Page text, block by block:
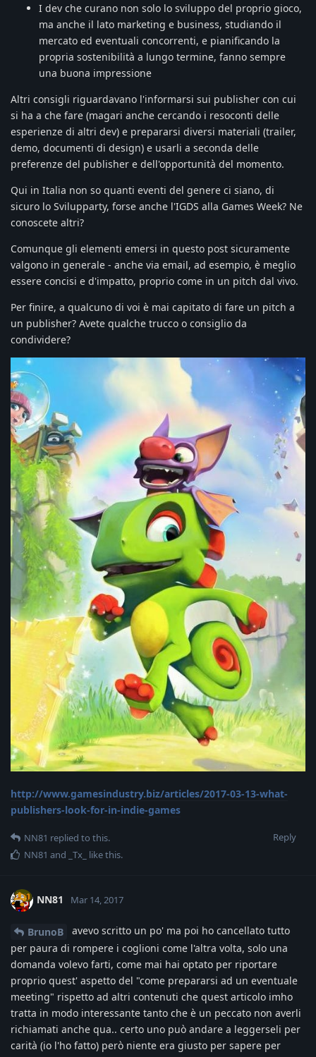
I dev che curano non solo lo sviluppo del proprio gioco,
ma anche il lato marketing e business, studiando il
mercato ed eventuali concorrenti, e pianificando la
propria sostenibilità a lungo termine, fanno sempre
una buona impressione
Altri consigli riguardavano l'informarsi sui publisher con cui
si ha a che fare (magari anche cercando i resoconti delle
esperienze di altri dev) e prepararsi diversi materiali (trailer,
demo, documenti di design) e usarli a seconda delle
preferenze del publisher e dell'opportunità del momento.
Qui in Italia non so quanti eventi del genere ci siano, di
sicuro lo Svilupparty, forse anche l'IGDS alla Games Week? Ne
conoscete altri?
Comunque gli elementi emersi in questo post sicuramente
valgono in generale - anche via email, ad esempio, è meglio
essere concisi e d'impatto, proprio come in un pitch dal vivo.
Per finire, a qualcuno di voi è mai capitato di fare un pitch a
un publisher? Avete qualche trucco o consiglio da
condividere?
http://www.gamesindustry.biz/articles/2017-03-13-what-
publishers-look-for-in-indie-games
Reply
NN81 replied to this.
NN81 and _Tx_ like this.
NN81 Mar 14, 2017
BrunoB
avevo scritto un po' ma poi ho cancellato tutto
per paura di rompere i coglioni come l'altra volta, solo una
domanda volevo farti, come mai hai optato per riportare
proprio quest' aspetto del "come prepararsi ad un eventuale
meeting" rispetto ad altri contenuti che quest articolo imho
tratta in modo interessante tanto che è un peccato non averli
richiamati anche qua.. certo uno può andare a leggerseli per
carità (io l'ho fatto) però niente era giusto per sapere per